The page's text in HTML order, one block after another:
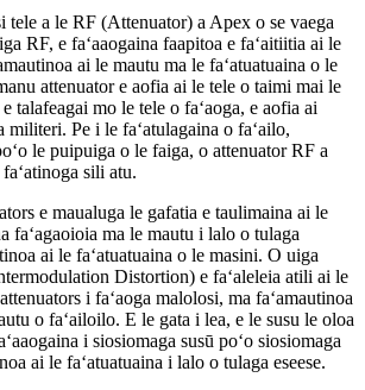
tele a le RF (Attenuator) a Apex o se vaega
RF, e faʻaaogaina faapitoa e faʻaitiitia ai le
ai le mautu ma le faʻatuatuaina o le
attenuator e aofia ai le tele o taimi mai le
talafeagai mo le tele o faʻaoga, e aofia ai
militeri. Pe i le faʻatulagaina o faʻailo,
le puipuiga o le faiga, o attenuator RF a
sili atu.
e maualuga le gafatia e taulimaina ai le
faʻagaoioia ma le mautu i lalo o tulaga
ai le faʻatuatuaina o le masini. O uiga
Distortion) e faʻaleleia atili ai le
i faʻaoga malolosi, ma faʻamautinoa
o faʻailoilo. E le gata i lea, e le susu le oloa
i siosiomaga susū poʻo siosiomaga
ai le faʻatuatuaina i lalo o tulaga eseese.